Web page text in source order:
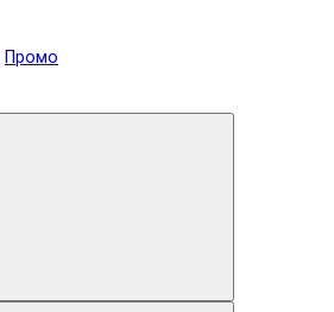
Промо